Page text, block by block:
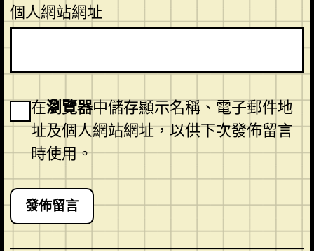
個人網站網址
在瀏覽器中儲存顯示名稱、電子郵件地
址及個人網站網址，以供下次發佈留言
時使用。